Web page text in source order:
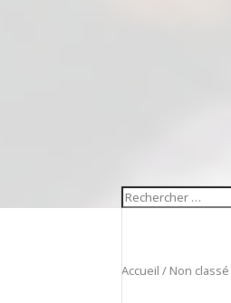
Accueil / Non classé